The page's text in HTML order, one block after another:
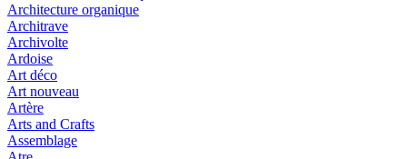
Architecture organique
Architrave
Archivolte
Ardoise
Art déco
Art nouveau
Artère
Arts and Crafts
Assemblage